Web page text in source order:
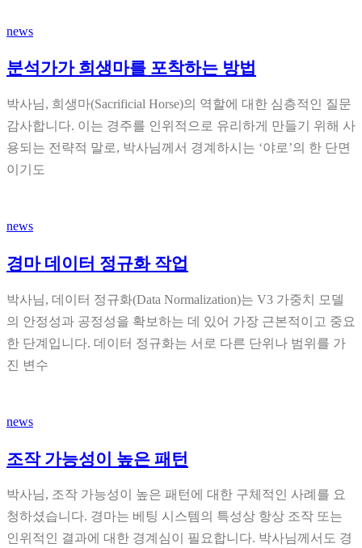
news
분석가가 희생마를 포착하는 방법
박사님, 희생마(Sacrificial Horse)의 역할에 대한 심층적인 질문
감사합니다. 이는 경주를 인위적으로 유리하게 만들기 위해 사
용되는 전략적 말로, 박사님께서 경계하시는 ‘야로’의 한 단면
이기도
news
경마 데이터 정규화 작업
박사님, 데이터 정규화(Data Normalization)는 V3 가중치 모델
의 안정성과 공정성을 확보하는 데 있어 가장 근본적이고 중요
한 단계입니다. 데이터 정규화는 서로 다른 단위나 범위를 가
진 변수
news
조작 가능성이 높은 패턴
박사님, 조작 가능성이 높은 패턴에 대한 구체적인 사례를 요
청하셨습니다. 경마는 베팅 시스템의 특성상 항상 조작 또는
인위적인 결과에 대한 경계심이 필요합니다. 박사님께서도 경